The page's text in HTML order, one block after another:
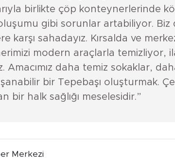
birlikte çöp konteynerlerinde
gibi sorunlar artabiliyor. Biz
karşı sahadayız. Kırsalda ve
modern araçlarla temizliyor,
Amacımız daha temiz sokaklar,
bir Tepebaşı oluşturmak.
bir halk sağlığı meselesidir.”
Merkezi